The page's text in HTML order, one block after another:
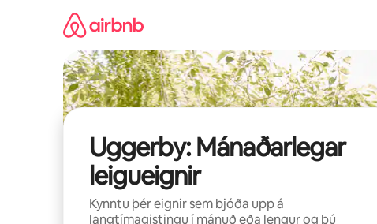
Uggerby: Mánaðarlegar
leigueignir
Kynntu þér eignir sem bjóða upp á
langtímagistingu í mánuð eða lengur og þú